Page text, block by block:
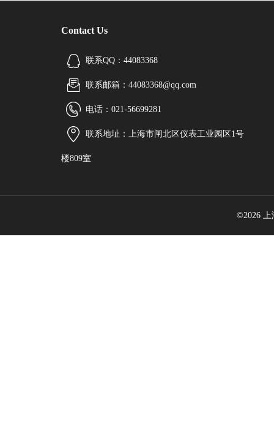
Contact Us
联系QQ：44083368
联系邮箱：44083368@qq.com
电话：021-56699281
联系地址：上海市闸北区仪表工业园区1号
楼809室
©2026